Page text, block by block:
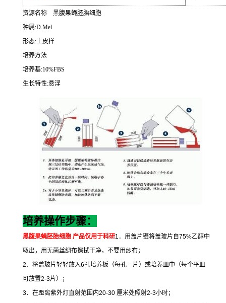
资源名称 黑腹果蝇胚胎细胞
种属:D.Mel
形态:上皮样
培养方法
培养基:10%FBS
生长特性:悬浮
培养操作步骤：
黑腹果蝇胚胎细胞 产品仅用于科研1 ．用盖片镊将盖玻片自75%乙醇中
取出，用无菌丝绸布擦拭干净，不要用纱布；
2 ．将盖玻片轻轻放入6孔培养板（每孔一片）或培养皿中（每个平皿
可放置2-3片）；
3．在距离紫外灯直射范围内20-30 厘米处照射2-3小时；